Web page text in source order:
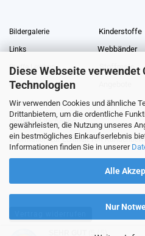
Diese Webseite verwendet
Technologien
Wir verwenden Cookies und ähnliche
Drittanbietern, um die ordentliche
gewährleisten, die Nutzung unseres
ein bestmögliches Einkaufserlebnis
Informationen finden Sie in unserer
Alle
Nur
Bildergalerie Kinderstoffe
Links Webbänder
Stoffe Lexikon Stoffreste
Über uns
Gewerberabatt Meterware
Stoffe auf Rechnung
Information zur Echtheit von
(5 / 5)